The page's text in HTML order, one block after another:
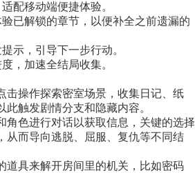
配移动端便捷体验。
已解锁的章节，以便补全之前遗漏的
示，引导下一步行动。
，加速全结局收集。
击操作探索密室场景，收集日记、纸
触发剧情分支和隐藏内容。
角色进行对话以获取信息，关键的选择
从而导向逃脱、屈服、复仇等不同结
道具来解开房间里的机关，比如密码